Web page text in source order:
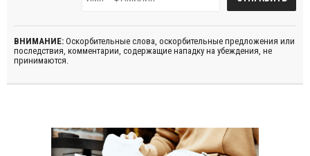
ВНИМАНИЕ: Оскорбительные слова, оскорбительные предложения или
последствия, комментарии, содержащие нападку на убеждения, не
принимаются.